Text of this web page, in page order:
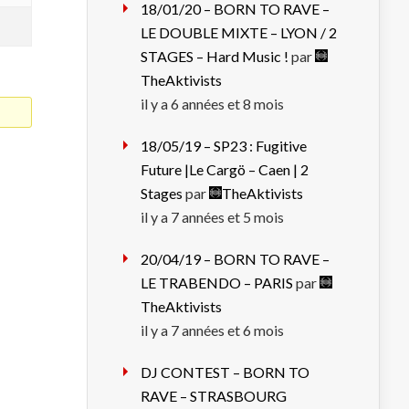
18/01/20 – BORN TO RAVE –
LE DOUBLE MIXTE – LYON / 2
STAGES – Hard Music ! par
TheAktivists
il y a 6 années et 8 mois
18/05/19 – SP23 : Fugitive
Future |Le Cargö – Caen | 2
Stages par
TheAktivists
il y a 7 années et 5 mois
20/04/19 – BORN TO RAVE –
LE TRABENDO – PARIS par
TheAktivists
il y a 7 années et 6 mois
DJ CONTEST – BORN TO
RAVE – STRASBOURG